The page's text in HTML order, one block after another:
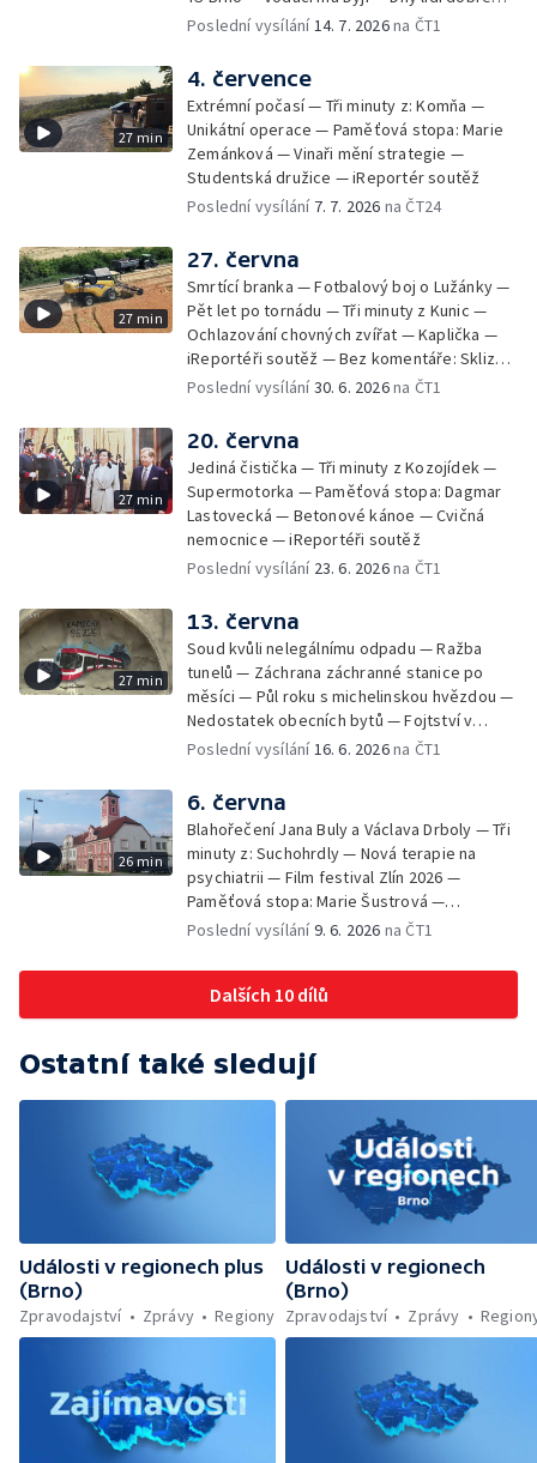
vůle — iReportéři soutěž
Poslední vysílání14. 7. 2026na ČT1
27 min
4. července
Extrémní počasí — Tři minuty z: Komňa —
Unikátní operace — Paměťová stopa: Marie
Zemánková — Vinaři mění strategie —
Studentská družice — iReportér soutěž
Poslední vysílání 7. 7. 2026 na ČT24
27 min
27. června
Smrtící branka — Fotbalový boj o Lužánky —
Pět let po tornádu — Tři minuty z Kunic —
Ochlazování chovných zvířat — Kaplička —
iReportéři soutěž — Bez komentáře: Sklizeň
obilí v Bulharech
Poslední vysílání30. 6. 2026na ČT1
27 min
20. června
Jediná čistička — Tři minuty z Kozojídek —
Supermotorka — Paměťová stopa: Dagmar
Lastovecká — Betonové kánoe — Cvičná
nemocnice — iReportéři soutěž
Poslední vysílání 23. 6. 2026na ČT1
27 min
13. června
Soud kvůli nelegálnímu odpadu — Ražba
tunelů — Záchrana záchranné stanice po
měsíci — Půl roku s michelinskou hvězdou —
Nedostatek obecních bytů — Fojtství v
Jasenné — iReportéři soutěž
Poslední vysílání16. 6. 2026na ČT1
26 min
6. června
Blahořečení Jana Buly a Václava Drboly — Tři
minuty z: Suchohrdly — Nová terapie na
psychiatrii — Film festival Zlín 2026 —
Paměťová stopa: Marie Šustrová —
iReportéři soutěž — Bez komentáře:
Poslední vysílání9. 6. 2026 na ČT1
Dalších 10 dílů
Ostatní také sledují
Události v regionech plus
(Brno)
Zpravodajství
Zprávy Regiony
Události v regionech
(Brno)
Zpravodajství
Zprávy